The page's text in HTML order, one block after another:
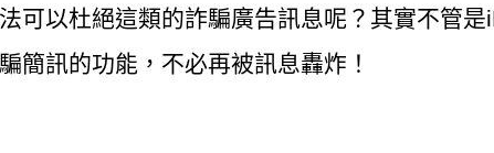
可以杜絕這類的詐騙廣告訊息呢？其實不管
簡訊的功能，不必再被訊息轟炸！